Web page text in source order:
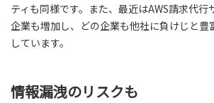
ティも同様です。また、最近はAWS請求代行
企業も増加し、どの企業も他社に負けじと豊
しています。
情報漏洩のリスクも